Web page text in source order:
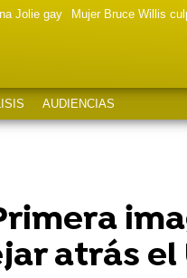
Jolie gay Mujer Bruce Willis
AUDIENCIAS
atrás